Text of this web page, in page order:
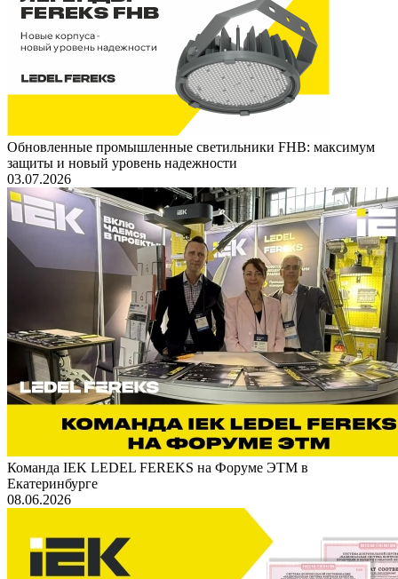
Обновленные промышленные светильники FHB: максимум
защиты и новый уровень надежности
03.07.2026
Команда IEK LEDEL FEREKS на Форуме ЭТМ в
Екатеринбурге
08.06.2026